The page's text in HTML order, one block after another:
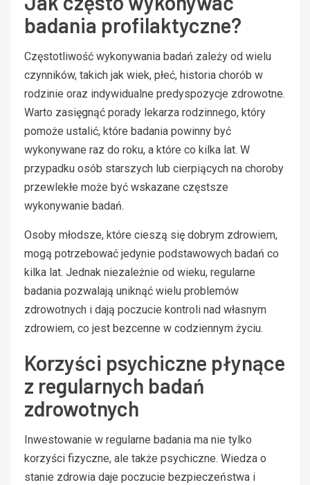
badania profilaktyczne?
Częstotliwość wykonywania badań zależy od wielu
czynników, takich jak wiek, płeć, historia chorób w
rodzinie oraz indywidualne predyspozycje zdrowotne.
Warto zasięgnąć porady lekarza rodzinnego, który
pomoże ustalić, które badania powinny być
wykonywane raz do roku, a które co kilka lat. W
przypadku osób starszych lub cierpiących na choroby
przewlekłe może być wskazane częstsze
wykonywanie badań.
Osoby młodsze, które cieszą się dobrym zdrowiem,
mogą potrzebować jedynie podstawowych badań co
kilka lat. Jednak niezależnie od wieku, regularne
badania pozwalają uniknąć wielu problemów
zdrowotnych i dają poczucie kontroli nad własnym
zdrowiem, co jest bezcenne w codziennym życiu.
Korzyści psychiczne płynące
z regularnych badań
zdrowotnych
Inwestowanie w regularne badania ma nie tylko
korzyści fizyczne, ale także psychiczne. Wiedza o
stanie zdrowia daje poczucie bezpieczeństwa i